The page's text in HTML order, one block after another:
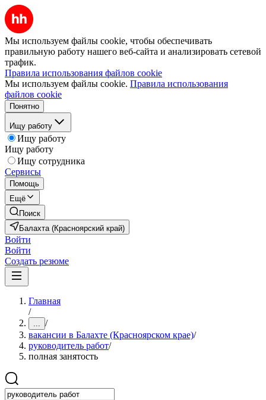
Мы используем файлы cookie, чтобы обеспечивать
правильную работу нашего веб-сайта и анализировать сетевой
трафик.
Правила использования файлов cookie
Мы используем файлы cookie. Правила использования
файлов cookie
Понятно
Ищу работу
Ищу работу
Ищу работу
Ищу сотрудника
Сервисы
Помощь
Ещё
Поиск
Балахта (Красноярский край)
Войти
Войти
Создать резюме
Главная
/
... /
вакансии в Балахте (Красноярском крае)/
руководитель работ/
полная занятость